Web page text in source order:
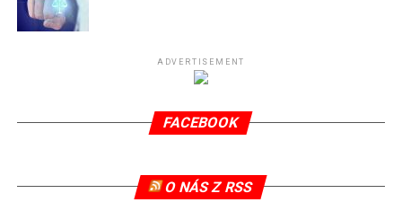
Připomeňme, že ukončení těžby hnědého uhlí pro
(SDEU) v souvislosti se stížnostmi českých samospráv
verdiktem španělské soudkyně Rosario Silva de Lapureta
tomuto rozhodnutí nevyhověla, proto na žádost
ADVERTISEMENT
FACEBOOK
O NÁS Z RSS